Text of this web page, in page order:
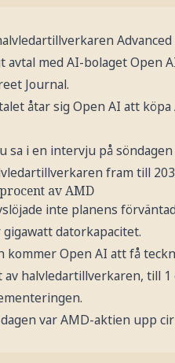
med AI-bolaget Open
Journal.
åtar sig Open AI att
sa i en intervju på
fram till
av AMD
inte planens
datorkapacitet.
kommer Open AI att få
halvledartillverkaren, till
var AMD-aktien upp